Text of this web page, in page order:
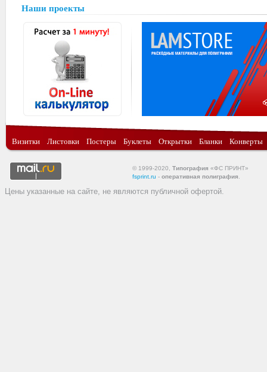
Наши проекты
Визитки Листовки Постеры Буклеты Открытки Бланки Конверты
© 1999-2020, Типография «ФС ПРИНТ»
fsprint.ru - оперативная полиграфия
Цены указанные на сайте, не являются публичной офертой.